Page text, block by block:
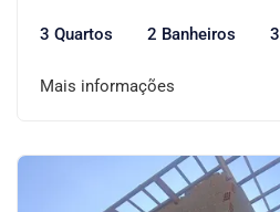
3 Quartos 2 Banheiros
Mais informações